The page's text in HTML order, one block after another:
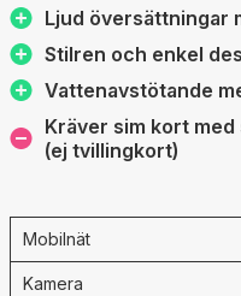
Ljud översättningar
Stilren och enkel
Vattenavstötande
Kräver sim kort
(ej tvillingkort)
Mobilnät
Kamera